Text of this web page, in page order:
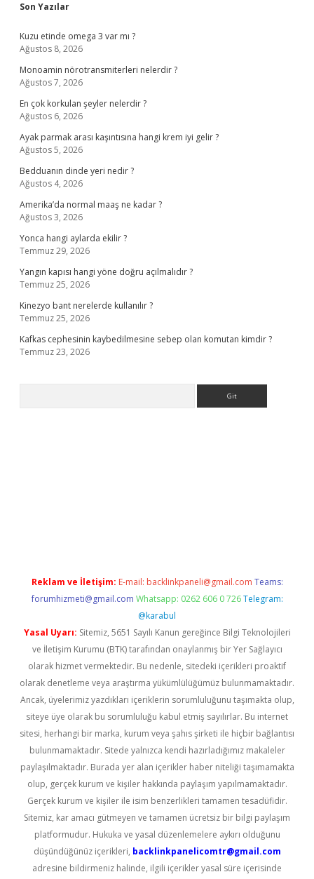
Son Yazılar
Kuzu etinde omega 3 var mı ?
Ağustos 8, 2026
Monoamin nörotransmiterleri nelerdir ?
Ağustos 7, 2026
En çok korkulan şeyler nelerdir ?
Ağustos 6, 2026
Ayak parmak arası kaşıntısına hangi krem iyi gelir ?
Ağustos 5, 2026
Bedduanın dinde yeri nedir ?
Ağustos 4, 2026
Amerika’da normal maaş ne kadar ?
Ağustos 3, 2026
Yonca hangi aylarda ekilir ?
Temmuz 29, 2026
Yangın kapısı hangi yöne doğru açılmalıdır ?
Temmuz 25, 2026
Kinezyo bant nerelerde kullanılır ?
Temmuz 25, 2026
Kafkas cephesinin kaybedilmesine sebep olan komutan kimdir ?
Temmuz 23, 2026
Reklam ve İletişim: E-mail: backlinkpaneli@gmail.com Teams:
forumhizmeti@gmail.com Whatsapp: 0262 606 0 726 Telegram:
@karabul
Yasal Uyarı: Sitemiz, 5651 Sayılı Kanun gereğince Bilgi Teknolojileri
ve İletişim Kurumu (BTK) tarafından onaylanmış bir Yer Sağlayıcı
olarak hizmet vermektedir. Bu nedenle, sitedeki içerikleri proaktif
olarak denetleme veya araştırma yükümlülüğümüz bulunmamaktadır.
Ancak, üyelerimiz yazdıkları içeriklerin sorumluluğunu taşımakta olup,
siteye üye olarak bu sorumluluğu kabul etmiş sayılırlar. Bu internet
sitesi, herhangi bir marka, kurum veya şahıs şirketi ile hiçbir bağlantısı
bulunmamaktadır. Sitede yalnızca kendi hazırladığımız makaleler
paylaşılmaktadır. Burada yer alan içerikler haber niteliği taşımamakta
olup, gerçek kurum ve kişiler hakkında paylaşım yapılmamaktadır.
Gerçek kurum ve kişiler ile isim benzerlikleri tamamen tesadüfidir.
Sitemiz, kar amacı gütmeyen ve tamamen ücretsiz bir bilgi paylaşım
platformudur. Hukuka ve yasal düzenlemelere aykırı olduğunu
düşündüğünüz içerikleri, backlinkpanelicomtr@gmail.com
adresine bildirmeniz halinde, ilgili içerikler yasal süre içerisinde